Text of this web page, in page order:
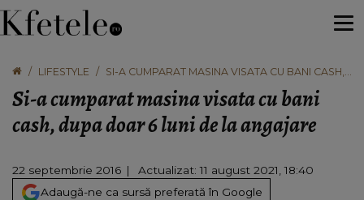
LIFESTYLE
SI-A CUMPARAT MASINA VISATA CU BANI CASH,
Si-a cumparat masina visata cu bani
cash, dupa doar 6 luni de la angajare
22 septembrie 2016
Actualizat: 11 august 2021, 18:40
Adaugă-ne ca sursă preferată în Google